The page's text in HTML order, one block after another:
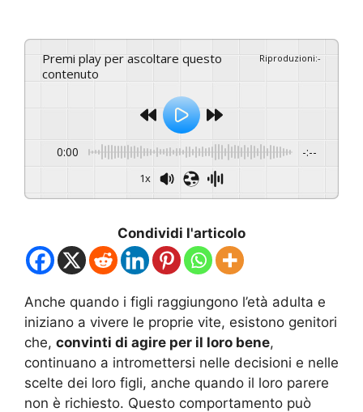
Premi play per ascoltare questo
contenuto
Riproduzioni:-
0:00 -:--
1x
Condividi l'articolo
Anche quando i figli raggiungono l’età adulta e
iniziano a vivere le proprie vite, esistono genitori
che, convinti di agire per il loro bene,
continuano a intromettersi nelle decisioni e nelle
scelte dei loro figli, anche quando il loro parere
non è richiesto. Questo comportamento può